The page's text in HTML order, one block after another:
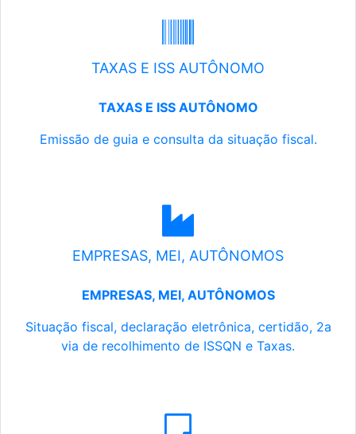
TAXAS E ISS AUTÔNOMO
TAXAS E ISS AUTÔNOMO
Emissão de guia e consulta da situação fiscal.
EMPRESAS, MEI, AUTÔNOMOS
EMPRESAS, MEI, AUTÔNOMOS
Situação fiscal, declaração eletrônica, certidão, 2a
via de recolhimento de ISSQN e Taxas.